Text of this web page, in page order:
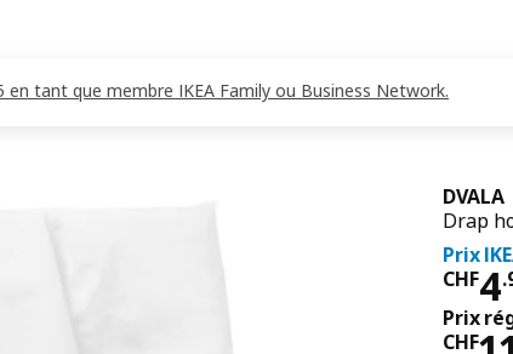
en tant que membre IKEA Family ou Business Network.
DVALA
Drap
Prix
CHF4.
Prix
CHF